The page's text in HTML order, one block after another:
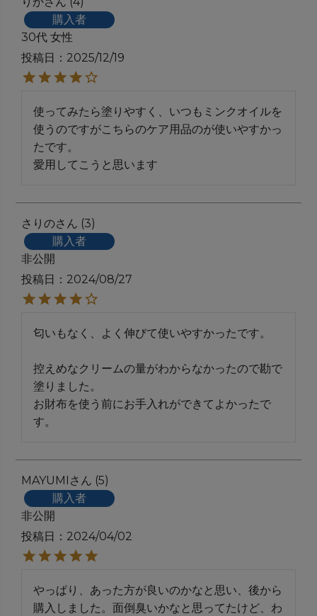
購入者
30代 女性
投稿日
2025/12/19
使ってみたら塗りやすく、いつもミンクオイルを
使うのですがこちらのケア用品のが使いやすかっ
たです。
愛用してこうと思います
さりの
3
購入者
非公開
投稿日
2024/08/27
匂いもなく、よく伸びて使いやすかったです。
控えめなクリームの量がわからなかったので勘で
塗りました。
お財布を使う前にお手入れができてよかったで
す。
MAYUMI
5
購入者
非公開
投稿日
2024/04/02
やっぱり、あった方が良いのかなと思い、後から
購入しました。面倒臭いかなと思ってたけど、わ